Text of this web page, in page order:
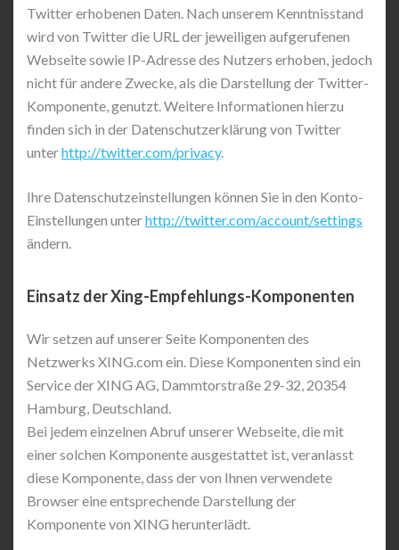
Twitter erhobenen Daten. Nach unserem Kenntnisstand
wird von Twitter die URL der jeweiligen aufgerufenen
Webseite sowie IP-Adresse des Nutzers erhoben, jedoch
nicht für andere Zwecke, als die Darstellung der Twitter-
Komponente, genutzt. Weitere Informationen hierzu
finden sich in der Datenschutzerklärung von Twitter
unterhttp://twitter.com/privacy.
Ihre Datenschutzeinstellungen können Sie in den Konto-
Einstellungen unterhttp://twitter.com/account/settings
ändern.
Einsatz der Xing-Empfehlungs-Komponenten
Wir setzen auf unserer Seite Komponenten des
Netzwerks XING.com ein. Diese Komponenten sind ein
Service der XING AG, Dammtorstraße 29-32, 20354
Hamburg, Deutschland.
Bei jedem einzelnen Abruf unserer Webseite, die mit
einer solchen Komponente ausgestattet ist, veranlasst
diese Komponente, dass der von Ihnen verwendete
Browser eine entsprechende Darstellung der
Komponente von XING herunterlädt.